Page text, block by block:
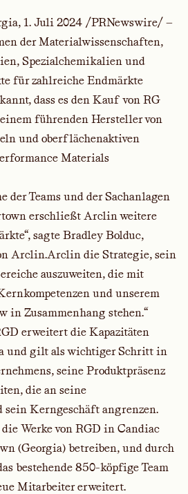
1. Juli 2024 /PRNewswire/ —
der Materialwissenschaften,
Spezialchemikalien und
für zahlreiche Endmärkte
dass es den Kauf von RG
führenden Hersteller von
und oberflächenaktiven
Materials
der Teams und der Sachanlagen
erschließt Arclin weitere
sagte Bradley Bolduc,
Arclin.Arclin die Strategie, sein
auszuweiten, die mit
und unserem
in Zusammenhang stehen.“
erweitert die Kapazitäten
und gilt als wichtiger Schritt in
seine Produktpräsenz
die an seine
Kerngeschäft angrenzen.
Werke von RGD in Candiac
(Georgia) betreiben, und durch
bestehende 850-köpfige Team
Mitarbeiter erweitert.